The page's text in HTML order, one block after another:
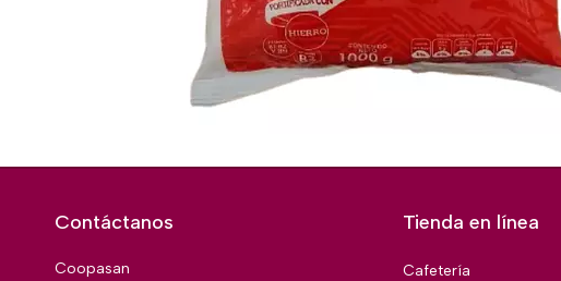
Contáctanos
Coopasan
Tienda en línea
Cafetería